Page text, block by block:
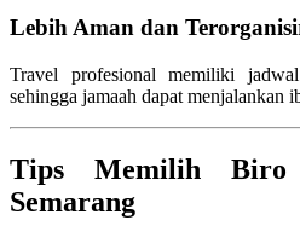
Lebih Aman dan
Travel profesional memiliki
sehingga jamaah dapat menjalankan
Tips Memilih Biro
Semarang